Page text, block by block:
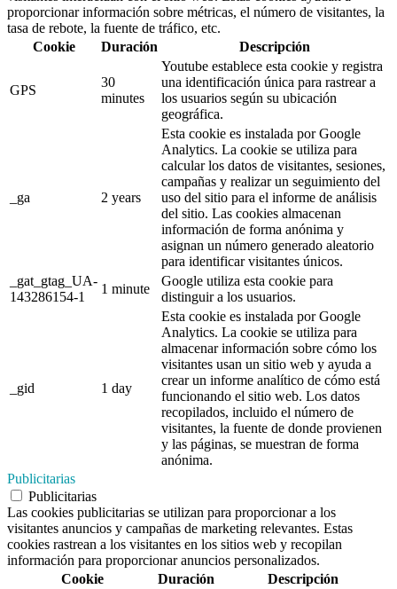
proporcionar información sobre métricas, el número de visitantes, la
tasa de rebote, la fuente de tráfico, etc.
Cookie
Duración Descripción
GPS
30
minutes
Youtube establece esta cookie y registra
una identificación única para rastrear a
los usuarios según su ubicación
geográfica.
_ga 2 years
Esta cookie es instalada por Google
Analytics. La cookie se utiliza para
calcular los datos de visitantes, sesiones,
campañas y realizar un seguimiento del
uso del sitio para el informe de análisis
del sitio. Las cookies almacenan
información de forma anónima y
asignan un número generado aleatorio
para identificar visitantes únicos.
_gat_gtag_UA-
143286154-1
1 minute
Google utiliza esta cookie para
distinguir a los usuarios.
_gid 1 day
Esta cookie es instalada por Google
Analytics. La cookie se utiliza para
almacenar información sobre cómo los
visitantes usan un sitio web y ayuda a
crear un informe analítico de cómo está
funcionando el sitio web. Los datos
recopilados, incluido el número de
visitantes, la fuente de donde provienen
y las páginas, se muestran de forma
anónima.
Publicitarias
Publicitarias
Las cookies publicitarias se utilizan para proporcionar a los
visitantes anuncios y campañas de marketing relevantes. Estas
cookies rastrean a los visitantes en los sitios web y recopilan
información para proporcionar anuncios personalizados.
Cookie
Duración Descripción